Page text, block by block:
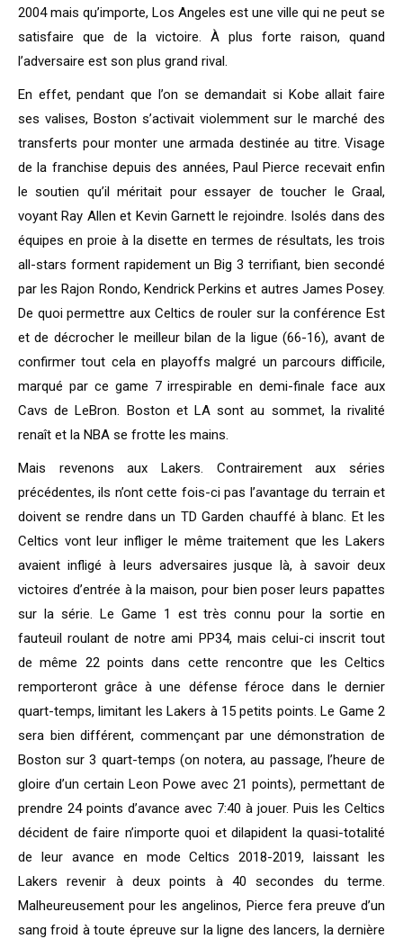
2004 mais qu’importe, Los Angeles est une ville qui ne peut se
satisfaire que de la victoire. À plus forte raison, quand
l’adversaire est son plus grand rival.
En effet, pendant que l’on se demandait si Kobe allait faire
ses valises, Boston s’activait violemment sur le marché des
transferts pour monter une armada destinée au titre. Visage
de la franchise depuis des années, Paul Pierce recevait enfin
le soutien qu’il méritait pour essayer de toucher le Graal,
voyant Ray Allen et Kevin Garnett le rejoindre. Isolés dans des
équipes en proie à la disette en termes de résultats, les trois
all-stars forment rapidement un Big 3 terrifiant, bien secondé
par les Rajon Rondo, Kendrick Perkins et autres James Posey.
De quoi permettre aux Celtics de rouler sur la conférence Est
et de décrocher le meilleur bilan de la ligue (66-16), avant de
confirmer tout cela en playoffs malgré un parcours difficile,
marqué par ce game 7 irrespirable en demi-finale face aux
Cavs de LeBron. Boston et LA sont au sommet, la rivalité
renaît et la NBA se frotte les mains.
Mais revenons aux Lakers. Contrairement aux séries
précédentes, ils n’ont cette fois-ci pas l’avantage du terrain et
doivent se rendre dans un TD Garden chauffé à blanc. Et les
Celtics vont leur infliger le même traitement que les Lakers
avaient infligé à leurs adversaires jusque là, à savoir deux
victoires d’entrée à la maison, pour bien poser leurs papattes
sur la série. Le Game 1 est très connu pour la sortie en
fauteuil roulant de notre ami PP34, mais celui-ci inscrit tout
de même 22 points dans cette rencontre que les Celtics
remporteront grâce à une défense féroce dans le dernier
quart-temps, limitant les Lakers à 15 petits points. Le Game 2
sera bien différent, commençant par une démonstration de
Boston sur 3 quart-temps (on notera, au passage, l’heure de
gloire d’un certain Leon Powe avec 21 points), permettant de
prendre 24 points d’avance avec 7:40 à jouer. Puis les Celtics
décident de faire n’importe quoi et dilapident la quasi-totalité
de leur avance en mode Celtics 2018-2019, laissant les
Lakers revenir à deux points à 40 secondes du terme.
Malheureusement pour les angelinos, Pierce fera preuve d’un
sang froid à toute épreuve sur la ligne des lancers, la dernière